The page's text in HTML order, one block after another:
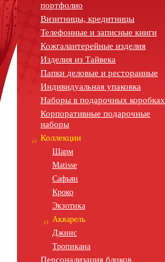
портфолио
Визитницы, кредитницы
Телефонные и записные книги
Кожгалантерейные изделия
Изделия из Тайвека
Папки деловые и ресторанные
Индивидуальная упаковка
Наборы в подарочных коробках
Корпоративные подарочные
наборы
Коллекции
Шарм
Matisse
Сафьян
Кроко
Экзотика
Акварель
Джинс
Тропикана
Персонализация блоков